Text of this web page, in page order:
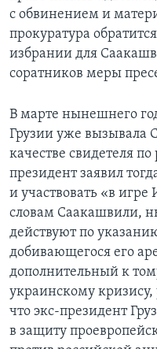
с обвинением и
прокуратура
избрании для
соратников меры
В марте нынешнего
Грузии уже вызывала
качестве свидетеля
президент заявил
и участвовать «в
словам Саакашвили,
действуют по
добивающегося его
дополнительный к
украинскому кризису,
что экс-президент
в защиту